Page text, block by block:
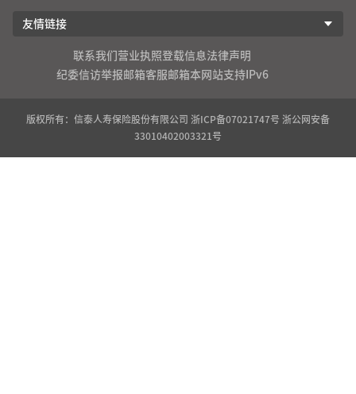
友情链接
联系我们 营业执照登载信息法律声明
纪委信访举报邮箱客服邮箱本网站支持IPv6
版权所有：信泰人寿保险股份有限公司 浙ICP备07021747号 浙公网安备
33010402003321号